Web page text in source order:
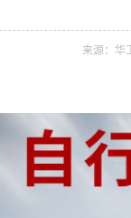
来源：华